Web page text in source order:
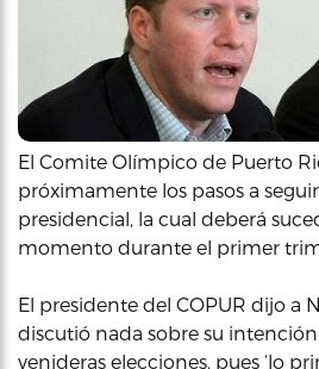
El Comite Olímpico de Puerto
próximamente los pasos a
presidencial, la cual deberá
momento durante el primer
El presidente del COPUR dijo a
discutió nada sobre su
venideras elecciones, pues ‘lo